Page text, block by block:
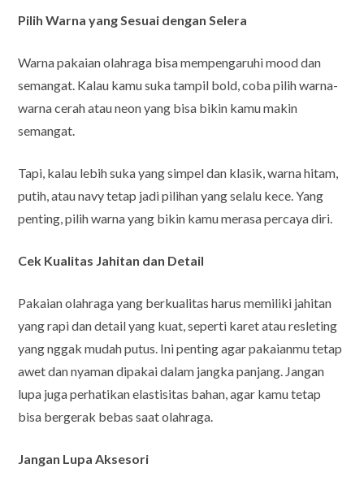
Pilih Warna yang Sesuai dengan Selera
Warna pakaian olahraga bisa mempengaruhi mood dan
semangat. Kalau kamu suka tampil bold, coba pilih warna-
warna cerah atau neon yang bisa bikin kamu makin
semangat.
Tapi, kalau lebih suka yang simpel dan klasik, warna hitam,
putih, atau navy tetap jadi pilihan yang selalu kece. Yang
penting, pilih warna yang bikin kamu merasa percaya diri.
Cek Kualitas Jahitan dan Detail
Pakaian olahraga yang berkualitas harus memiliki jahitan
yang rapi dan detail yang kuat, seperti karet atau resleting
yang nggak mudah putus. Ini penting agar pakaianmu tetap
awet dan nyaman dipakai dalam jangka panjang. Jangan
lupa juga perhatikan elastisitas bahan, agar kamu tetap
bisa bergerak bebas saat olahraga.
Jangan Lupa Aksesori